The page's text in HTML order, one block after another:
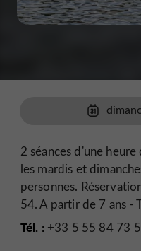
2 séances d'une
les mardis et
personnes.
54. A partir de 7 ans -
Tél. :+33 5 55 84 73